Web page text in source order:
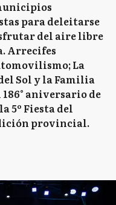
para deleitarse
del aire libre
Arrecifes
La
Sol y la Familia
aniversario de
5º Fiesta del
provincial.